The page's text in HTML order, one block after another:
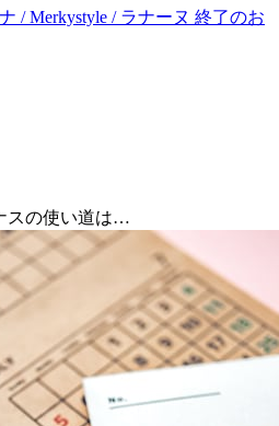
/ Merkystyle / ラナーヌ 終了のお
スの使い道は…